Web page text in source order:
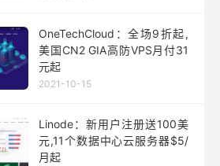
OneTechCloud：全场9折起,
美国CN2 GIA高防VPS月付31
元起
2021-10-15
Linode：新用户注册送100美
元,11个数据中心云服务器$5/
月起